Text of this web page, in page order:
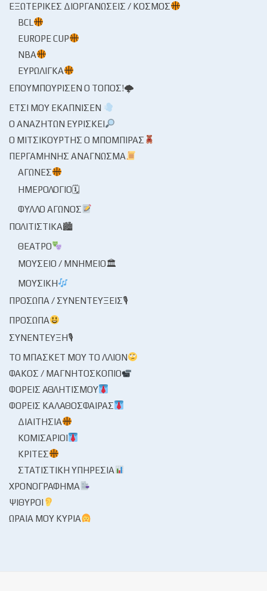
ΕΞΩΤΕΡΙΚΈΣ ΔΙΟΡΓΑΝΏΣΕΙΣ / ΚΌΣΜΟΣ
BCL
EUROPE CUP
NBA
ΕΥΡΩΛΊΓΚΑ
ΕΠΟΥΜΠΟΎΡΙΣΕΝ Ο ΤΌΠΟΣ!🌩
ΈΤΣΙ ΜΟΥ ΕΚΆΠΝΙΣΕΝ
Ο ΑΝΑΖΗΤΏΝ ΕΥΡΊΣΚΕΙ
Ο ΜΙΤΣΙΚΟΥΡΤΉΣ Ο ΜΠΌΜΠΙΡΑΣ
ΠΕΡΓΑΜΗΝΉΣ ΑΝΆΓΝΩΣΜΑ
ΑΓΏΝΕΣ
ΗΜΕΡΟΛΌΓΙΟ🗓
ΦΎΛΛΟ ΑΓΏΝΟΣ
ΠΟΛΙΤΙΣΤΙΚΆ🏙
ΘΈΑΤΡΟ
ΜΟΥΣΕΊΟ / ΜΝΗΜΕΊΟ🏛
ΜΟΥΣΙΚΉ
ΠΡΌΣΩΠΑ / ΣΥΝΕΝΤΕΎΞΕΙΣ🎙
ΠΡΌΣΩΠΑ
ΣΥΝΈΝΤΕΥΞΗ🎙
ΤΟ ΜΠΆΣΚΕΤ ΜΟΥ ΤΟ ΛΛΊΟΝ
ΦΑΚΌΣ / ΜΑΓΝΗΤΟΣΚΌΠΙΟ
ΦΟΡΕΊΣ ΑΘΛΗΤΙΣΜΟΎ
ΦΟΡΕΊΣ ΚΑΛΑΘΌΣΦΑΙΡΑΣ
ΔΙΑΙΤΗΣΊΑ
ΚΟΜΙΣΆΡΙΟΙ
ΚΡΙΤΈΣ
ΣΤΑΤΙΣΤΙΚΉ ΥΠΗΡΕΣΊΑ
ΧΡΟΝΟΓΡΆΦΗΜΑ
ΨΊΘΥΡΟΙ
ΩΡΑΊΑ ΜΟΥ ΚΥΡΊΑ